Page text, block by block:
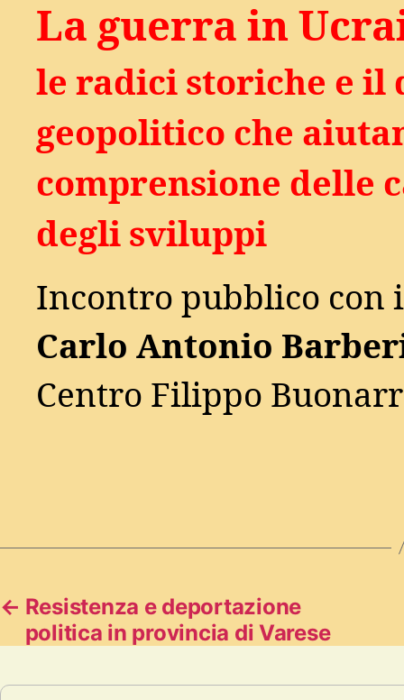
La guerra in
le radici storiche e il
geopolitico che
comprensione delle
degli sviluppi
Incontro pubblico con
Carlo Antonio
Centro Filippo
← Resistenza e deportazione
politica in provincia di Varese